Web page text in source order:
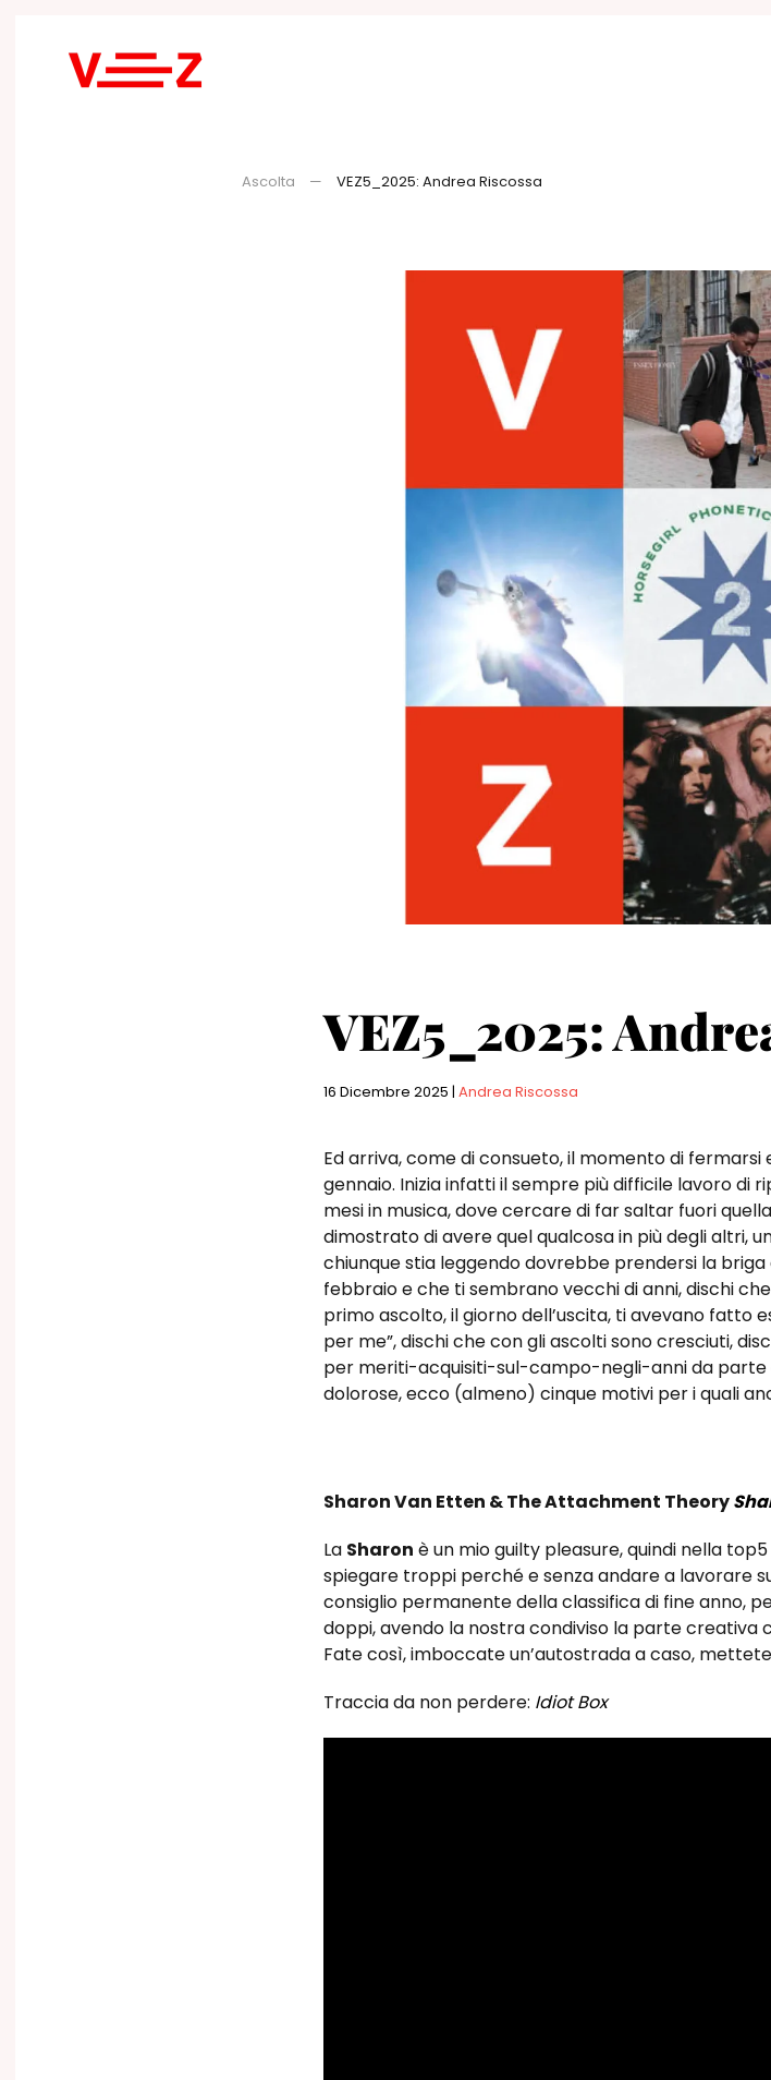
Skip to main content
Ascolta VEZ5_2025: Andrea Riscossa
VEZ5_2025:
16 Dicembre 2025 | Andrea Riscossa
Ed arriva, come di consueto, il momento di
gennaio. Inizia infatti il sempre più difficile lavoro di
mesi in musica, dove cercare di far saltar fuori
dimostrato di avere quel qualcosa in più degli altri,
chiunque stia leggendo dovrebbe prendersi la
febbraio e che ti sembrano vecchi di anni, dischi
primo ascolto, il giorno dell’uscita, ti avevano fatto
per me”, dischi che con gli ascolti sono cresciuti,
per meriti-acquisiti-sul-campo-negli-anni da parte
dolorose, ecco (almeno) cinque motivi per i quali
Sharon Van Etten & The Attachment Theory
La Sharon è un mio guilty pleasure, quindi nella
spiegare troppi perché e senza andare a lavorare
consiglio permanente della classifica di fine anno,
doppi, avendo la nostra condiviso la parte creativa
Fate così, imboccate un’autostrada a caso,
Traccia da non perdere: Idiot Box